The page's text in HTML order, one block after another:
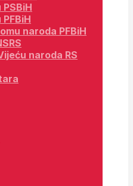
naroda PFBiH
naroda RS